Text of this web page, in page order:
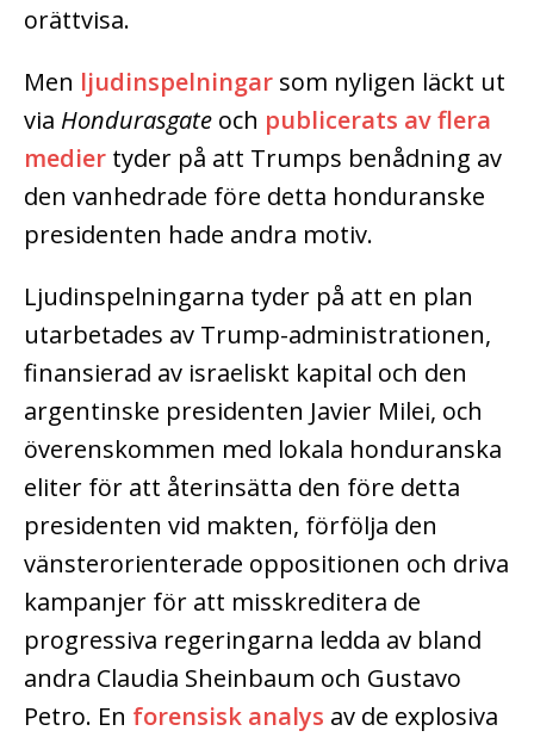
orättvisa.
Men ljudinspelningar som nyligen läckt ut
via Hondurasgate och publicerats av flera
medier tyder på att Trumps benådning av
den vanhedrade före detta honduranske
presidenten hade andra motiv.
Ljudinspelningarna tyder på att en plan
utarbetades av Trump-administrationen,
finansierad av israeliskt kapital och den
argentinske presidenten Javier Milei, och
överenskommen med lokala honduranska
eliter för att återinsätta den före detta
presidenten vid makten, förfölja den
vänsterorienterade oppositionen och driva
kampanjer för att misskreditera de
progressiva regeringarna ledda av bland
andra Claudia Sheinbaum och Gustavo
Petro. En forensisk analys av de explosiva